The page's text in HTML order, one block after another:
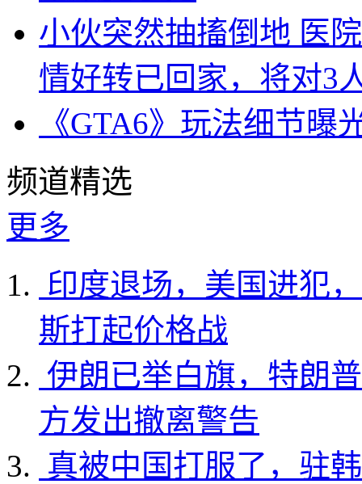
小伙突然抽搐倒地 医
情好转已回家，将对3
《GTA6》玩法细节
频道精选
更多
印度退场，美国进犯
斯打起价格战
伊朗已举白旗，特朗
方发出撤离警告
真被中国打服了，驻